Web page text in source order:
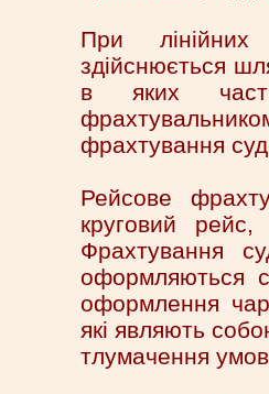
При лінійних
здійснюється
в яких
фрахтування
Рейсове
круговий рейс,
Фрахтування
оформляються
оформлення
які являють
тлумачення